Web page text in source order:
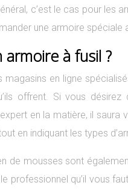
c’est le cas pour les
une armoire spéciale
à fusil ?
magasins en ligne
offrent. Si vous
expert en la matière, il
en indiquant les types
de mousses sont
qu’il vous